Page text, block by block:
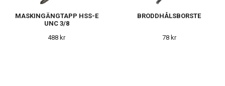
MASKINGÄNGTAPP HSS-E
UNC 3/8
488 kr
BRODDHÅLSBORSTE
78 kr